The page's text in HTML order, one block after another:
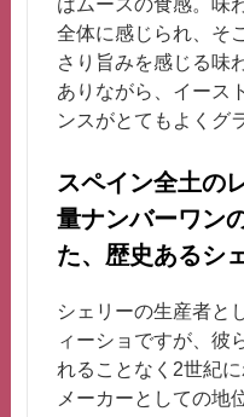
全体に感じられ、そ
さり旨みを感じる味
ありながら、イース
ンスがとてもよくグ
スペイン全土の
量ナンバーワン
た、歴史あるシ
シェリーの生産者と
ィーショですが、彼
れることなく2世紀
メーカーとしての地